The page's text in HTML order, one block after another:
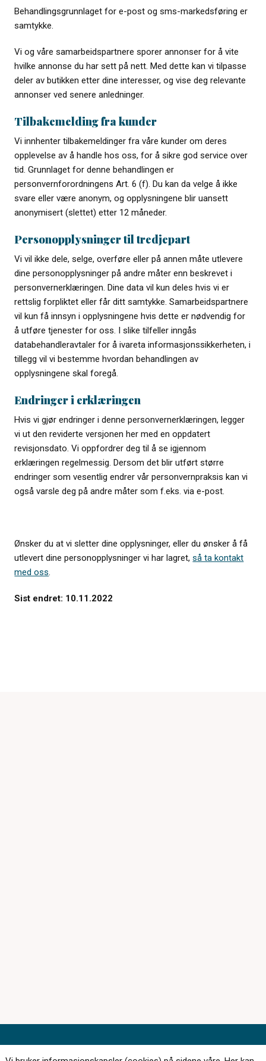
Behandlingsgrunnlaget for e-post og sms-markedsføring er
samtykke.
Vi og våre samarbeidspartnere sporer annonser for å vite
hvilke annonse du har sett på nett. Med dette kan vi tilpasse
deler av butikken etter dine interesser, og vise deg relevante
annonser ved senere anledninger.
Tilbakemelding fra kunder
Vi innhenter tilbakemeldinger fra våre kunder om deres
opplevelse av å handle hos oss, for å sikre god service over
tid. Grunnlaget for denne behandlingen er
personvernforordningens Art. 6 (f). Du kan da velge å ikke
svare eller være anonym, og opplysningene blir uansett
anonymisert (slettet) etter 12 måneder.
Personopplysninger til tredjepart
Vi vil ikke dele, selge, overføre eller på annen måte utlevere
dine personopplysninger på andre måter enn beskrevet i
personvernerklæringen. Dine data vil kun deles hvis vi er
rettslig forpliktet eller får ditt samtykke. Samarbeidspartnere
vil kun få innsyn i opplysningene hvis dette er nødvendig for
å utføre tjenester for oss. I slike tilfeller inngås
databehandleravtaler for å ivareta informasjonssikkerheten, i
tillegg vil vi bestemme hvordan behandlingen av
opplysningene skal foregå.
Endringer i erklæringen
Hvis vi gjør endringer i denne personvernerklæringen, legger
vi ut den reviderte versjonen her med en oppdatert
revisjonsdato. Vi oppfordrer deg til å se igjennom
erklæringen regelmessig. Dersom det blir utført større
endringer som vesentlig endrer vår personvernpraksis kan vi
også varsle deg på andre måter som f.eks. via e-post.
Ønsker du at vi sletter dine opplysninger, eller du ønsker å få
utlevert dine personopplysninger vi har lagret,så ta kontakt
med oss.
Sist endret: 10.11.2022